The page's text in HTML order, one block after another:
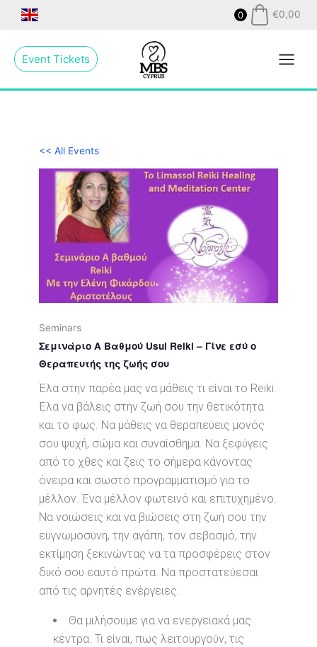
0 €0,00
Event Tickets
Menu
<< All Events
Seminars
Σεμινάριο Α Βαθμού Usui Reiki – Γίνε εσύ ο
Θεραπευτής της ζωής σου
Έλα στην παρέα μας να μάθεις τι είναι το Reiki.
Έλα να βάλεις στην ζωή σου την θετικότητα
και το φως. Να μάθεις να θεραπεύεις μονός
σου ψυχή, σώμα και συναίσθημα. Να ξεφύγεις
από το χθες και ζεις το σήμερα κάνοντας
όνειρα και σωστό προγραμματισμό για το
μέλλον. Ένα μέλλον φωτεινό και επιτυχημένο.
Να νοιώσεις και να βιώσεις στη ζωή σου την
ευγνωμοσύνη, την αγάπη, τον σεβασμό, την
εκτίμηση ξεκινώντας να τα προσφέρεις στον
δικό σου εαυτό πρώτα. Να προστατεύεσαι
από τις αρνητές ενέργειες.
Θα μιλήσουμε για να ενεργειακά μας
κέντρα. Τι είναι, πως λειτουργούν, τις